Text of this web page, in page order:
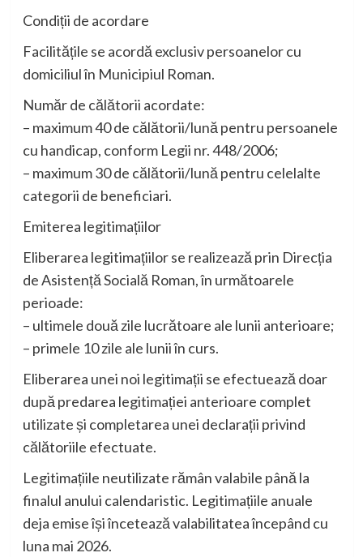
Condiții de acordare
Facilitățile se acordă exclusiv persoanelor cu
domiciliul în Municipiul Roman.
Număr de călătorii acordate:
– maximum 40 de călătorii/lună pentru persoanele
cu handicap, conform Legii nr. 448/2006;
– maximum 30 de călătorii/lună pentru celelalte
categorii de beneficiari.
Emiterea legitimațiilor
Eliberarea legitimațiilor se realizează prin Direcția
de Asistență Socială Roman, în următoarele
perioade:
– ultimele două zile lucrătoare ale lunii anterioare;
– primele 10 zile ale lunii în curs.
Eliberarea unei noi legitimații se efectuează doar
după predarea legitimației anterioare complet
utilizate și completarea unei declarații privind
călătoriile efectuate.
Legitimațiile neutilizate rămân valabile până la
finalul anului calendaristic. Legitimațiile anuale
deja emise își încetează valabilitatea începând cu
luna mai 2026.